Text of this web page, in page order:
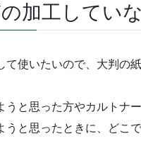
加工してい
て使いたいので、大判の
うと思った方やカルトナ
うと思ったときに、どこ